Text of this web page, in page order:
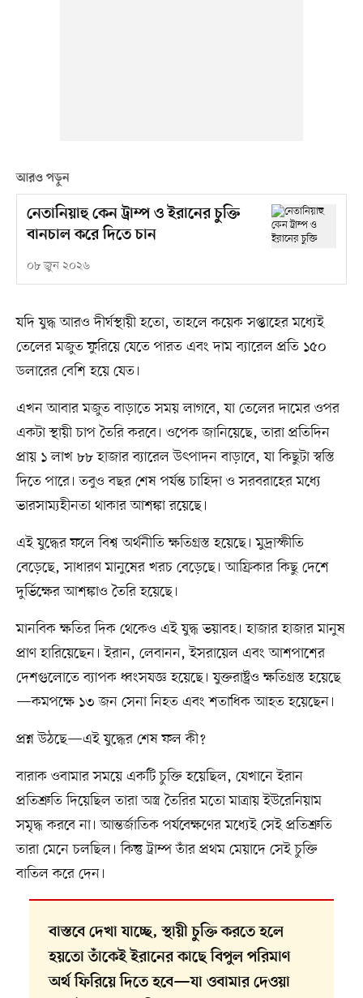
আরও পড়ুন
নেতানিয়াহু কেন ট্রাম্প ও ইরানের চুক্তি
বানচাল করে দিতে চান
০৮ জুন ২০২৬
যদি যুদ্ধ আরও দীর্ঘস্থায়ী হতো, তাহলে কয়েক সপ্তাহের মধ্যেই
তেলের মজুত ফুরিয়ে যেতে পারত এবং দাম ব্যারেল প্রতি ১৫০
ডলারের বেশি হয়ে যেত।
এখন আবার মজুত বাড়াতে সময় লাগবে, যা তেলের দামের ওপর
একটা স্থায়ী চাপ তৈরি করবে। ওপেক জানিয়েছে, তারা প্রতিদিন
প্রায় ১ লাখ ৮৮ হাজার ব্যারেল উৎপাদন বাড়াবে, যা কিছুটা স্বস্তি
দিতে পারে। তবুও বছর শেষ পর্যন্ত চাহিদা ও সরবরাহের মধ্যে
ভারসাম্যহীনতা থাকার আশঙ্কা রয়েছে।
এই যুদ্ধের ফলে বিশ্ব অর্থনীতি ক্ষতিগ্রস্ত হয়েছে। মুদ্রাস্ফীতি
বেড়েছে, সাধারণ মানুষের খরচ বেড়েছে। আফ্রিকার কিছু দেশে
দুর্ভিক্ষের আশঙ্কাও তৈরি হয়েছে।
মানবিক ক্ষতির দিক থেকেও এই যুদ্ধ ভয়াবহ। হাজার হাজার মানুষ
প্রাণ হারিয়েছেন। ইরান, লেবানন, ইসরায়েল এবং আশপাশের
দেশগুলোতে ব্যাপক ধ্বংসযজ্ঞ হয়েছে। যুক্তরাষ্ট্রও ক্ষতিগ্রস্ত হয়েছে
—কমপক্ষে ১৩ জন সেনা নিহত এবং শতাধিক আহত হয়েছেন।
প্রশ্ন উঠছে—এই যুদ্ধের শেষ ফল কী?
বারাক ওবামার সময়ে একটি চুক্তি হয়েছিল, যেখানে ইরান
প্রতিশ্রুতি দিয়েছিল তারা অস্ত্র তৈরির মতো মাত্রায় ইউরেনিয়াম
সমৃদ্ধ করবে না। আন্তর্জাতিক পর্যবেক্ষণের মধ্যেই সেই প্রতিশ্রুতি
তারা মেনে চলছিল। কিন্তু ট্রাম্প তাঁর প্রথম মেয়াদে সেই চুক্তি
বাতিল করে দেন।
বাস্তবে দেখা যাচ্ছে, স্থায়ী চুক্তি করতে হলে
হয়তো তাঁকেই ইরানের কাছে বিপুল পরিমাণ
অর্থ ফিরিয়ে দিতে হবে—যা ওবামার দেওয়া